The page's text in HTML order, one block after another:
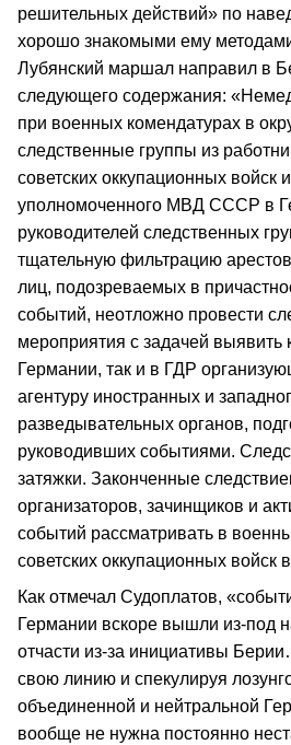
решительных действий» по
хорошо знакомыми ему
Лубянский маршал направил в
следующего содержания:
при военных комендатурах в
следственные группы из
советских оккупационных войск
уполномоченного МВД СССР в
руководителей следственных
тщательную фильтрацию
лиц, подозреваемых в
событий, неотложно провести
мероприятия с задачей выявить
Германии, так и в ГДР
агентуру иностранных и
разведывательных органов,
руководивших событиями.
затяжки. Законченные
организаторов, зачинщиков и
событий рассматривать в
советских оккупационных войск
Как отмечал Судоплатов,
Германии вскоре вышли из-под
отчасти из-за инициативы
свою линию и спекулируя
объединенной и нейтральной
вообще не нужна постоянно